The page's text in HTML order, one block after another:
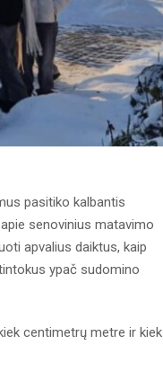
pasitiko kalbantis
senovinius matavimo
apvalius daiktus, kaip
ypač sudomino
centimetrų metre ir kiek